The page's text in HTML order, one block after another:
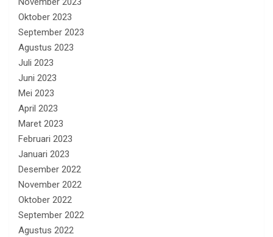
Oktober 2023
September 2023
Agustus 2023
Juli 2023
Juni 2023
Mei 2023
April 2023
Maret 2023
Februari 2023
Januari 2023
Desember 2022
November 2022
Oktober 2022
September 2022
Agustus 2022